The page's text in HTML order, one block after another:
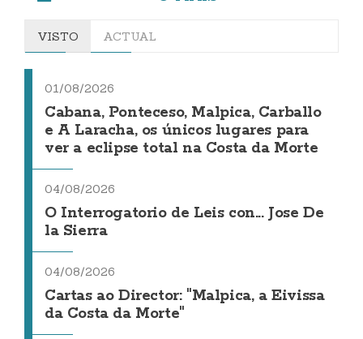
VISTO ACTUAL
01/08/2026
Cabana, Ponteceso, Malpica, Carballo
e A Laracha, os únicos lugares para
ver a eclipse total na Costa da Morte
04/08/2026
O Interrogatorio de Leis con... Jose De
la Sierra
04/08/2026
Cartas ao Director: "Malpica, a Eivissa
da Costa da Morte"